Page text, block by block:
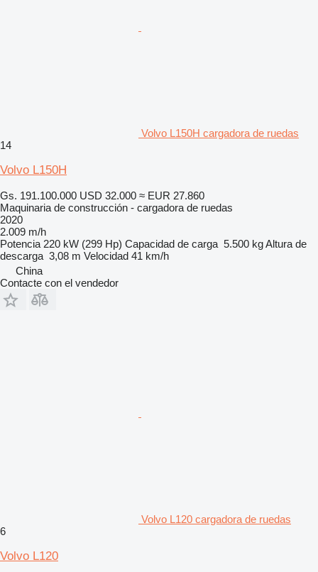
Volvo L150H cargadora de ruedas
14
Volvo L150H
Gs. 191.100.000 USD 32.000 ≈ EUR 27.860
Maquinaria de construcción - cargadora de ruedas
2020
2.009 m/h
Potencia 220 kW (299 Hp) Capacidad de carga 5.500 kgAltura de
descarga 3,08 m Velocidad 41 km/h
China
Contacte con el vendedor
Volvo L120 cargadora de ruedas
6
Volvo L120